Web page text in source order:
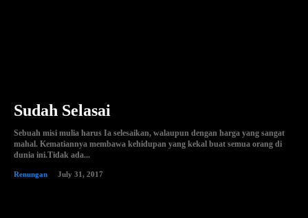
Sudah Selasai
Sebuah misi mulia harus Ia selesaikan, walaupun dengan harga yang sangat
mahal. Kematiannya membawa kehidupan yang kekal buat semua orang di
dunia ini.Tidak ada...
Renungan July 31, 2017